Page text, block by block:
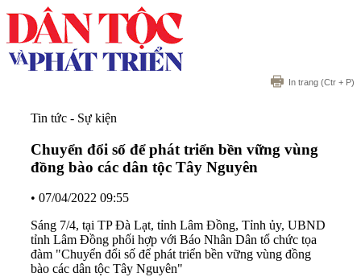
In trang (Ctr + P)
Tin tức - Sự kiện
Chuyển đổi số để phát triển bền vững vùng
đồng bào các dân tộc Tây Nguyên
• 07/04/2022 09:55
Sáng 7/4, tại TP Đà Lạt, tỉnh Lâm Đồng, Tỉnh ủy, UBND
tỉnh Lâm Đồng phối hợp với Báo Nhân Dân tổ chức tọa
đàm "Chuyển đổi số để phát triển bền vững vùng đồng
bào các dân tộc Tây Nguyên"